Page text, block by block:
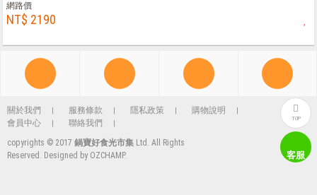
網路價
NT$ 2190
關於我們 服務條款 隱私政策
購物說明
會員中心
聯絡我們
copyrights © 2017 鍋寶好食光市集 Ltd. All Rights
Reserved. Designed by OZCHAMP.
TOP
客服